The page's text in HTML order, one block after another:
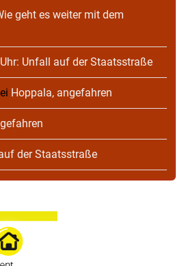
geht es weiter mit dem
Unfall auf der Staatsstraße
Hoppala, angefahren
der Staatsstraße